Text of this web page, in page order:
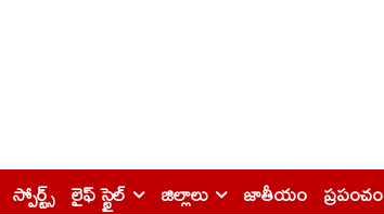
స్పోర్ట్స్ లైఫ్ స్టైల్ జిల్లాలు జాతీయం ప్రపంచం